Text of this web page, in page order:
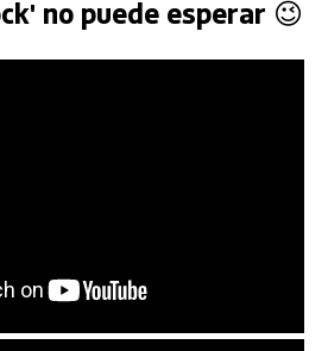
no puede esperar 😉